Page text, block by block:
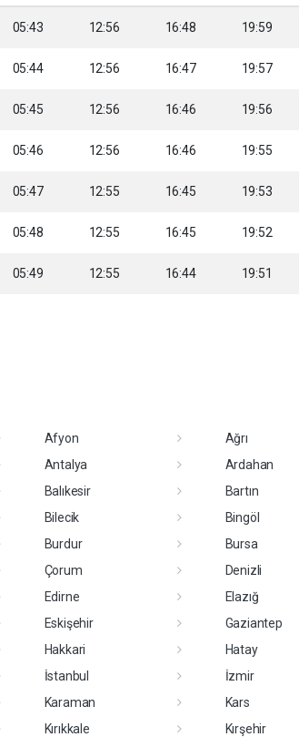
05:43 12:56 16:48 19:59
05:44 12:56 16:47 19:57
05:45 12:56 16:46 19:56
05:46 12:56 16:46 19:55
05:47 12:55 16:45 19:53
05:48 12:55 16:45 19:52
05:49 12:55 16:44 19:51
Afyon
Ağrı
Antalya
Ardahan
Balıkesir
Bartın
Bilecik
Bingöl
Burdur
Bursa
Çorum
Denizli
Edirne
Elazığ
Eskişehir
Gaziantep
Hakkari
Hatay
İstanbul
İzmir
Karaman
Kars
Kırıkkale
Kırşehir